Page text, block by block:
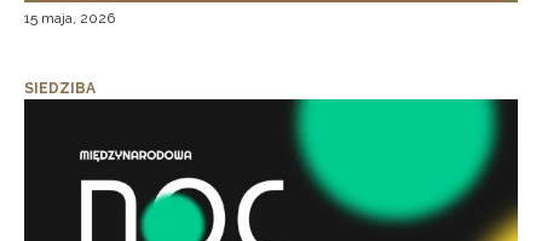
15 maja, 2026
SIEDZIBA